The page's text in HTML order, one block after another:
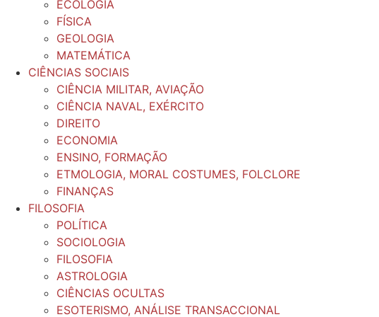
ECOLOGIA
FÍSICA
GEOLOGIA
MATEMÁTICA
CIÊNCIAS SOCIAIS
CIÊNCIA MILITAR, AVIAÇÃO
CIÊNCIA NAVAL, EXÉRCITO
DIREITO
ECONOMIA
ENSINO, FORMAÇÃO
ETMOLOGIA, MORAL COSTUMES, FOLCLORE
FINANÇAS
FILOSOFIA
POLÍTICA
SOCIOLOGIA
FILOSOFIA
ASTROLOGIA
CIÊNCIAS OCULTAS
ESOTERISMO, ANÁLISE TRANSACCIONAL